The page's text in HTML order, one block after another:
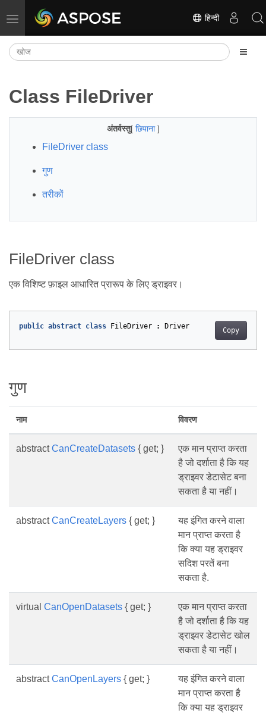
नेविगेशन टॉगल करें हिन्दी
Class FileDriver
अंतर्वस्तु[ छिपाना]
FileDriver class
गुण
तरीकों
FileDriver class
एक विशिष्ट फ़ाइल आधारित प्रारूप के लिए ड्राइवर।
Copy
public abstract class FileDriver : Driver
गुण
नाम विवरण
abstractCanCreateDatasets { get; }
एक मान प्राप्त करता
है जो दर्शाता है कि यह
ड्राइवर डेटासेट बना
सकता है या नहीं।
abstractCanCreateLayers { get; }
यह इंगित करने वाला
मान प्राप्त करता है
कि क्या यह ड्राइवर
सदिश परतें बना
सकता है.
virtual CanOpenDatasets { get; }
एक मान प्राप्त करता
है जो दर्शाता है कि यह
ड्राइवर डेटासेट खोल
सकता है या नहीं।
abstractCanOpenLayers { get; }
यह इंगित करने वाला
मान प्राप्त करता है
कि क्या यह ड्राइवर